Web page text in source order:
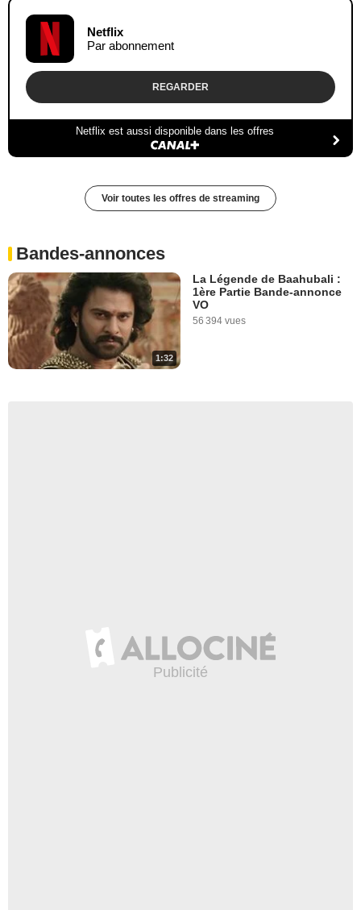
Netflix
Par abonnement
REGARDER
Netflix est aussi disponible dans les offres
Voir toutes les offres de streaming
Bandes-annonces
1:32
La Légende de Baahubali :
1ère Partie Bande-annonce
VO
56 394 vues